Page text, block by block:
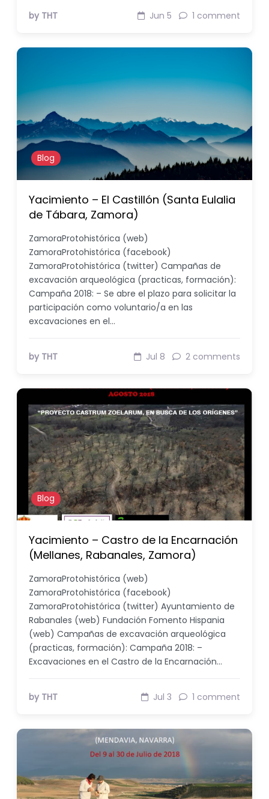
by THT Jun 5 1 comment
Blog
Yacimiento – El Castillón (Santa Eulalia
de Tábara, Zamora)
ZamoraProtohistórica (web)
ZamoraProtohistórica (facebook)
ZamoraProtohistórica (twitter) Campañas de
excavación arqueológica (practicas, formación):
Campaña 2018: – Se abre el plazo para solicitar la
participación como voluntario/a en las
excavaciones en el…
by THT Jul 8 2 comments
Blog
Yacimiento – Castro de la Encarnación
(Mellanes, Rabanales, Zamora)
ZamoraProtohistórica (web)
ZamoraProtohistórica (facebook)
ZamoraProtohistórica (twitter) Ayuntamiento de
Rabanales (web) Fundación Fomento Hispania
(web) Campañas de excavación arqueológica
(practicas, formación): Campaña 2018: –
Excavaciones en el Castro de la Encarnación…
by THT Jul 3 1 comment